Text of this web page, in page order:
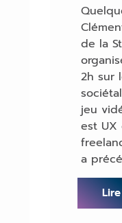
de la
2h sur
jeu
est
a